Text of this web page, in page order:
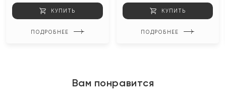
КУПИТЬ
ПОДРОБНЕЕ
КУПИТЬ
ПОДРОБНЕЕ
Вам понравится